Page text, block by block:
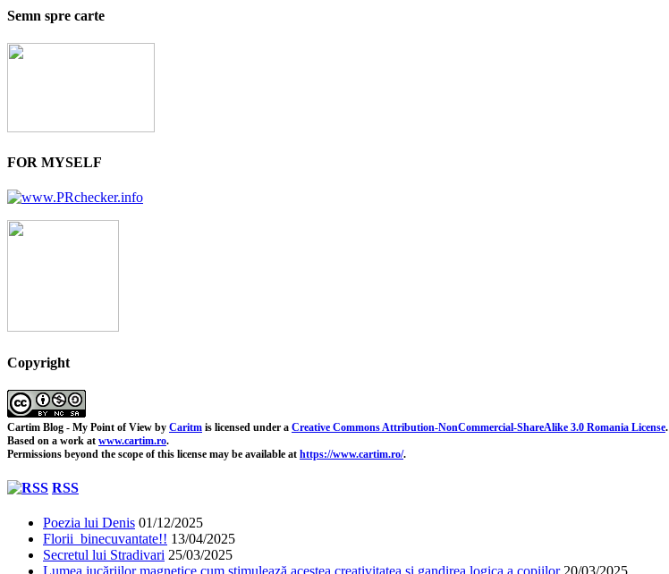
Semn spre carte
FOR MYSELF
Copyright
Cartim Blog - My Point of View by Caritm is licensed under a Creative Commons Attribution-NonCommercial-ShareAlike 3.0 Romania License.
Based on a work at www.cartim.ro.
Permissions beyond the scope of this license may be available at https://www.cartim.ro/.
RSS
Poezia lui Denis 01/12/2025
Florii binecuvantate!! 13/04/2025
Secretul lui Stradivari 25/03/2025